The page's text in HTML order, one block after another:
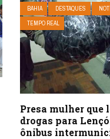
BAHIA DESTAQUES
TEMPO REAL
Presa mulher que
drogas para
ônibus